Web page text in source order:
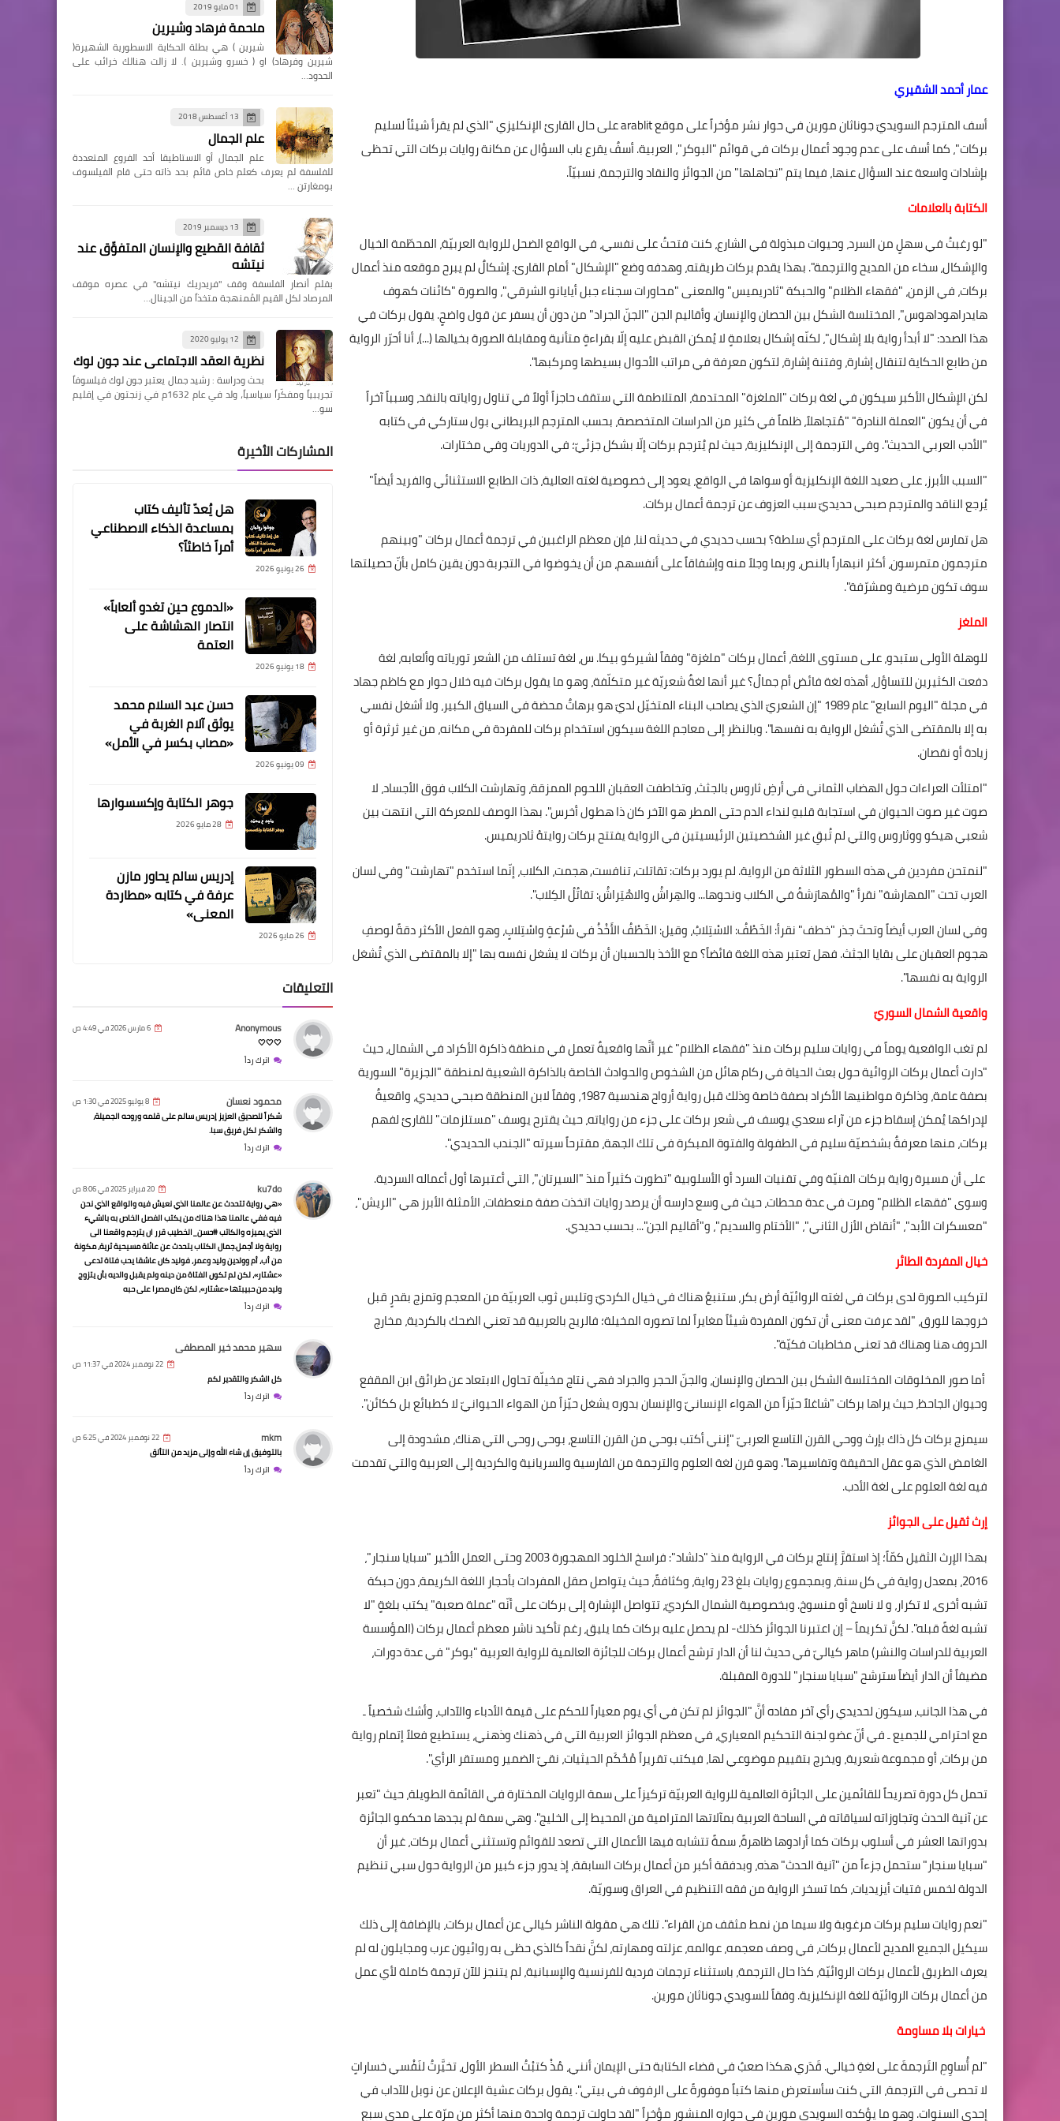
عمار أحمد الشقيري
أسف المترجم السويديّ جوناثان مورين في حوار نشر مؤخراً على موقع arablit على حال القارئ الإنكليزي "الذي لم يقرأ شيئاً لسليم
بركات"، كما أسف على عدم وجود أعمال بركات في قوائم "البوكر"، العربية. أسفٌ يقرع باب السؤال عن مكانة روايات بركات التي تحظى
بإشادات واسعة عند السؤال عنها، فيما يتم "تجاهلها" من الجوائز والنقاد والترجمة، نسبيّاً.
الكتابة بالعلامات
"لو رغبتُ في سهلٍ من السرد، وحيوات مبذولة في الشارع، كنت فتحتُ على نفسي، في الواقع الضحل للرواية العربيّة، المحطّمة الخيال
والإشكال، سخاء من المديح والترجمة". بهذا يقدم بركات طريقته، وهدفه وضع "الإشكال" أمام القارئ. إشكالٌ لم يبرح موقعه منذ أعمال
بركات، في الزمن، "فقهاء الظلام" والحبكة "ثادريميس" والمعنى "محاورات سجناء جبل أيايانو الشرقي"، والصورة "كائنات كهوف
هايدراهوداهوس"، المختلسة الشكل بين الحصان والإنسان، وأقاليم الجن "الجنّ الجراد" من دون أن يسفر عن قول واضحٍ. يقول بركات في
هذا الصدد: "لا أبدأ رواية بلا إشكال"، لكنّه إشكال بعلامةٍ لا يُمكن القبض عليه إلّا بقراءةٍ متأنية ومقابلة الصورة بخيالها (...)، أنا أحرّر الرواية
من طابع الحكاية لتنقال إشارة، وفتنة إشارة، لتكون معرفة في مراتب الأحوال بسيطها ومركبها".
لكن الإشكال الأكبر سيكون في لغة بركات "الملغزة" المحتدمة، المتلاطمة التي ستقف حاجزاً أولاً في تناول رواياته بالنقد، وسبباً آخراً
في أن يكون "العملة النادرة" "مُتجاهلاً، ظلماً في كثير من الدراسات المتخصصة، بحسب المترجم البريطاني بول ستاركي في كتابه
"الأدب العربي الحديث". وفي الترجمة إلى الإنكليزية، حيث لم يُترجم بركات إلّا بشكل جزئيّ؛ في الدوريات وفي مختارات.
"السبب الأبرز، على صعيد اللغة الإنكليزية أو سواها في الواقع، يعود إلى خصوصية لغته العالية، ذات الطابع الاستثنائي والفريد أيضاً"
يُرجع الناقد والمترجم صبحي حديديّ سبب العزوف عن ترجمة أعمال بركات.
هل تمارس لغة بركات على المترجم أي سلطة؟ بحسب حديدي في حديثه لنا، فإن معظم الراغبين في ترجمة أعمال بركات "وبينهم
مترجمون متمرسون، أكثر انبهاراً بالنص، وربما وجلاً منه وإشفاقاً على أنفسهم، من أن يخوضوا في التجربة دون يقين كامل بأنّ حصيلتها
سوف تكون مرضية ومشرّفة".
الملغز
للوهلة الأولى ستبدو، على مستوى اللغة، أعمال بركات "ملغزة" وفقاً لشيركو بيكا. س، لغة تستلف من الشعر تورياته وألعابه، لغة
دفعت الكثيرين للتساؤل، أهذه لغة فائض أم جمالٌ؟ غير أنها لغةٌ شعريّة غير متكلّفة، وهو ما يقول بركات فيه خلال حوار مع كاظم جهاد
في مجلة "اليوم السابع" عام 1989 "إن الشعريّ الذي يصاحب البناء المتخيّل لديّ هو برهاتٌ محضة في السياق الكبير، ولا أشغل نفسي
به إلا بالمقتضى الذي تُشغل الرواية به نفسها". وبالنظر إلى معاجم اللغة سيكون استخدام بركات للمفردة في مكانه، من غير ثرثرة أو
زيادة أو نقصان.
"امتلأت العراءات حول الهضاب الثماني في أرضِ ثاروس بالجثث، وتخاطفت العقبان اللحوم الممزقة، وتهارشت الكلاب فوق الأجساد، لا
صوت غير صوت الحيوان في استجابة قلبهِ لنداء الدم حتى المطر هو الآخر كان ذا هطول أخرس". بهذا الوصف للمعركة التي انتهت بين
شعبي هيكو ووثاروس والتي لم تُبقِ غير الشخصيتين الرئيسيتين في الرواية يفتتح بركات روايتهُ ثادريميس.
"لنمتحن مفردين في هذه السطور الثلاثة من الرواية. لم يورد بركات: تقاتلت, تنافست, هجمت، الكلاب، إنّما استخدم "تهارشت" وفي لسان
العرب تحت "المهارشة" نقرأ "والمُهارَشةُ في الكلاب ونحوها... والهِراشُ والاهْتِراشُ: تقاتُلُ الكِلاب".
وفي لسان العرب أيضاً وتحتَ جذر "خطف" نقرأ: الخَطْفُ: الاسْتِلابُ، وقيل: الخَطْفُ الأَخْذُ في سُرْعةٍ واسْتِلابٍ، وهو الفعل الأكثر دقةً لوصفِ
هجوم العقبان على بقايا الجثث. فهل تعتبر هذه اللغة فائضاً؟ مع الأخذ بالحسبان أن بركات لا يشغل نفسه بها "إلا بالمقتضى الذي تُشغل
الرواية به نفسها".
واقعية الشمال السوريّ
لم تغب الواقعية يوماً في روايات سليم بركات منذ "فقهاء الظلام" غير أنَّها واقعيةٌ تعمل في منطقة ذاكرة الأكراد في الشمال، حيث
"دارت أعمال بركات الروائية حول بعث الحياة في ركام هائل من الشخوص والحوادث الخاصة بالذاكرة الشعبية لمنطقة "الجزيرة" السورية
بصفة عامة، وذاكرة مواطنيها الأكراد بصفة خاصة وذلك قبل رواية أرواح هندسية 1987، وفقاً لابن المنطقة صبحي حديدي، واقعيةٌ
لإدراكها يُمكن إسقاط جزء من آراء سعدي يوسف في شعر بركات على جزء من رواياته، حيث يقترح يوسف "مستلزمات" للقارئ لفهم
بركات، منها معرفةٌ بشخصيّة سليم في الطفولة والفتوة المبكرة في تلك الجهة، مقترحاً سيرته "الجندب الحديدي".
على أن مسيرة رواية بركات الفنيّة وفي تقنيات السرد أو الأسلوبية "تطورت كثيراً منذ "السيرتان"، التي أعتبرها أول أعماله السردية.
وسوى "فقهاء الظلام" ومرت في عدة محطات، حيث في وسع دارسه أن يرصد روايات اتخذت صفة منعطفات، الأمثلة الأبرز هي "الريش"،
"معسكرات الأبد"، "أنقاض الأزل الثاني"، "الأختام والسديم"، و"أقاليم الجن"... بحسب حديدي.
خيال المفردة الطائر
لتركيب الصورة لدى بركات في لغته الروائيّة أرض بكر، ستنبعُ هناك في خيال الكرديّ وتلبس ثوب العربيّة من المعجم وتمزج بقدرٍ قبل
خروجها للورق، "لقد عرفت معنى أن تكون المفردة شيئاً مغايراً لما تصوره المخيلة؛ فالريح بالعربية قد تعني الضحك بالكردية، مخارج
الحروف هنا وهناك قد تعني مخاطبات فكيّة".
أما صور المخلوقات المختلسة الشكل بين الحصان والإنسان، والجنّ الحجر والجراد فهي نتاج مخيلّة تحاول الابتعاد عن طرائق ابن المقفع
وحيوان الجاحظ، حيث يراها بركات "شاغلاً حيّزاً من الهواء الإنسانيّ والإنسان بدوره يشغل حيّزاً من الهواء الحيوانيّ لا كطبائع بل ككائن".
سيمزج بركات كل ذاك بإرث ووحي القرن التاسع العربيّ "إنني أكتب بوحي من القرن التاسع، بوحي روحي التي هناك، مشدودة إلى
الغامض الذي هو عقل الحقيقة وتفاسيرها". وهو قرن لغة العلوم والترجمة من الفارسية والسريانية والكردية إلى العربية والتي تقدمت
فيه لغة العلوم على لغة الأدب.
إرث ثقيل على الجوائز
بهذا الإرث الثقيل كمّاً؛ إذ استقرَّ إنتاج بركات في الرواية منذ "دلشاد": فراسخ الخلود المهجورة 2003 وحتى العمل الأخير "سبايا سنجار"،
2016، بمعدل رواية في كل سنة، وبمجموع روايات بلغ 23 رواية، وكثافةً، حيث يتواصل صقل المفردات بأحجار اللغة الكريمة، دون حبكة
تشبه أخرى، لا تكرار، و لا ناسخ أو منسوخ. وبخصوصية الشمال الكرديّ، تتواصل الإشارة إلى بركات على أنّه "عملة صعبة" يكتب بلغةٍ "لا
تشبه لغةً قبله". لكنَّ تكريماً – إن اعتبرنا الجوائز كذلك- لم يحصل عليه بركات كما يليق، رغم تأكيد ناشر معظم أعمال بركات (المؤسسة
العربية للدراسات والنشر) ماهر كياليّ في حديث لنا أن الدار ترشح أعمال بركات للجائزة العالمية للرواية العربية "بوكر" في عدة دورات،
مضيفاً أن الدار أيضاً سترشح "سبايا سنجار" للدورة المقبلة.
في هذا الجانب، سيكون لحديدي رأي آخر مفاده أنَّ "الجوائز لم تكن في أي يوم معياراً للحكم على قيمة الأدباء والآداب، وأشك شخصياً ـ
مع احترامي للجميع ـ في أنّ عضو لجنة التحكيم المعياري، في معظم الجوائز العربية التي في ذهنك وذهني، يستطيع فعلاً إتمام رواية
من بركات، أو مجموعة شعرية، ويخرج بتقييم موضوعي لها، فيكتب تقريراً مُحْكَم الحيثيات، نقيّ الضمير ومستقر الرأي".
تحمل كل دورة تصريحاً للقائمين على الجائزة العالمية للرواية العربيّة تركيزاً على سمة الروايات المختارة في القائمة الطويلة، حيث "تعبر
عن آنية الحدث وتجاوزاته لسياقاته في الساحة العربية بمآلاتها المترامية من المحيط إلى الخليج". وهي سمة لم يجدها محكمو الجائزة
بدوراتها العشر في أسلوب بركات كما أرادوها ظاهرةً، سمةً تتشابه فيها الأعمال التي تصعد للقوائم وتستثني أعمال بركات، غير أن
"سبايا سنجار" ستحمل جزءاً من "آنية الحدث" هذه، وبدفقة أكبر من أعمال بركات السابقة، إذ يدور جزء كبير من الرواية حول سبي تنظيم
الدولة لخمس فتيات أيزيديات، كما تسخر الرواية من فقه التنظيم في العراق وسوريّة.
"نعم روايات سليم بركات مرغوبة ولا سيما من نمط مثقف من القراء". تلك هي مقولة الناشر كيالي عن أعمال بركات، بالإضافة إلى ذلك
سيكيل الجميع المديح لأعمال بركات، في وصف معجمه، عوالمه، عزلته ومهارته، لكنَّ نقداً كالذي حظى به روائيون عرب ومجايلون له لم
يعرف الطريق لأعمال بركات الروائيّة، كذا حال الترجمة، باستثناء ترجمات فردية للفرنسية والإسبانية، لم يتنجز للآن ترجمة كاملة لأي عمل
من أعمال بركات الروائيّة للغة الإنكليزية. وفقاً للسويدي جوناثان مورين.
خيارات بلا مساومة
"لم أُساوِمِ التَرجمةَ على لغةِ خيالي. قَدَري هكذا صعبٌ في قضاء الكتابة حتى الإيمان أنني، مُذْ كتبْتُ السطر الأول، تخيَّرتُ لنَفْسي خساراتٍ
لا تحصى في الترجمة، التي كنت سأستعرض منها كتباً موفورةً على الرفوف في بيتي". يقول بركات عشية الإعلان عن نوبل للآداب في
إحدى السنوات. وهو ما يؤكده السويدي مورين في حواره المنشور مؤخراً "لقد حاولت ترجمة واحدة منها أكثر من مرّة على مدى سبع
01 مايو 2019
ملحمة فرهاد وشيرين
شيرين ) هي بطلة الحكاية الاسطورية الشهيرة(
شيرين وفرهاد) او ( خسرو وشيرين ). لا زالت هنالك خرائب على
الحدود…
13 أغسطس 2018
علم الجمال
علم الجمال أو الاستاطيقا أحد الفروع المتعددة
للفلسفة لم يعرف كعلم خاص قائم بحد ذاته حتى قام الفيلسوف
بومغارتن …
13 ديسمبر 2019
ثقافة القطيع والإنسان المتفوِّق عند
نيتشه
بقلم أنصار الفلسفة وقف "فريدريك نيتشه" في عصره موقف
المرصاد لكل القيم المُمنهجة متخذاً من الجينال…
12 يوليو 2020
نظرية العقد الاجتماعي عند جون لوك
بحث ودراسة : رشيد جمال يعتبر جون لوك فيلسوفاً
تجريبياً ومفكّراً سياسياً، ولد في عام 1632م في زنجتون في إقليم
سو…
المشاركات الأخيرة
هل يُعدّ تأليف كتاب
بمساعدة الذكاء الاصطناعي
أمراً خاطئاً؟
26 يونيو 2026
«الدموع حين تغدو ألعاباً»
انتصار الهشاشة على
العتمة
18 يونيو 2026
حسن عبد السلام محمد
يوثق آلام الغربة في
«مصاب بكسر في الأمل»
09 يونيو 2026
جوهر الكتابة وإكسسوارها
28 مايو 2026
إدريس سالم يحاور مازن
عرفة في كتابه «مطاردة
المعنى»
26 مايو 2026
التعليقات
Anonymous 6 مارس 2026 في 4:49 ص
🤍🤍🤍
اترك رداً
محمود نعسان 8 يوليو 2025 في 1:30 ص
شكراً للصديق العزيز إدريس سالم على قلمه وروحه الجميلة،
والشكر لكل فريق سبا.
اترك رداً
ku7do 20 فبراير 2025 في 8:06 ص
«هي رواية تتحدث عن عالمنا الذي نعيش فيه والواقع الذي نحن
فيه ففي عالمنا هذا هناك من يكتب الفصل الخاص به بالشيء
الذي يميزه والكاتب #حسن_الخطيب قرر ان يترجم واقعنا الى
رواية ولا أجمل.جمال الكتاب يتحدث عن عائلة مسيحية ثرية، مكونة
من أب، أم وولدين وليد وعمر، فوليد كان عاشقا يحب فتاة تدعى
«عشتار»، لكن لم تكون الفتاة من دينه ولم يقبل والديه بأن يتزوج
وليد من حبيبتها «عشتار»، لكن كان مصرا على حبه
اترك رداً
سهير محمد خير المصطفى
22 نوفمبر 2024 في 11:37 ص
كل الشكر والتقدير لكم
اترك رداً
mkm 22 نوفمبر 2024 في 6:25 ص
بالتوفيق إن شاء الله وإلى مزيد من التألق
اترك رداً